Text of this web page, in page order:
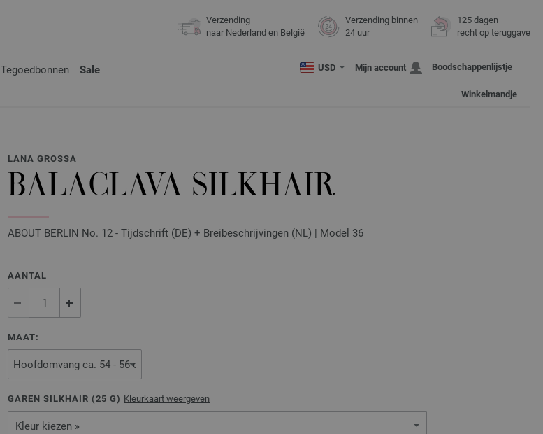
Verzending
naar Nederland en België
Verzending binnen
24 uur
125 dagen
recht op teruggave
Tegoedbonnen Sale USD Mijn account Boodschappenlijstje
Winkelmandje
LANA GROSSA
BALACLAVA SILKHAIR
ABOUT BERLIN No. 12 - Tijdschrift (DE) + Breibeschrijvingen (NL) | Model 36
AANTAL
MAAT:
GAREN SILKHAIR (25 G) Kleurkaart weergeven
Kleur kiezen »